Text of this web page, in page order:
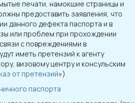
печати, намокшие страницы и
предоставить заявления, что
данного дефекта паспорта и в
или проблем при прохождении
с повреждениями в
иметь претензий к агенту
визовому центру и консульским
от претензий»)
паспорта